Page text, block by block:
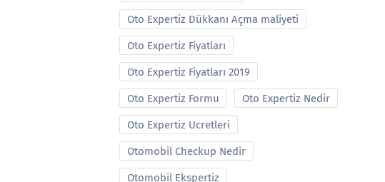
Oto Expertiz Dükkanı Açma maliyeti
Oto Expertiz Fiyatları
Oto Expertiz Fiyatları 2019
Oto Expertiz Formu Oto Expertiz Nedir
Oto Expertiz Ucretleri
Otomobil Checkup Nedir
Otomobil Ekspertiz